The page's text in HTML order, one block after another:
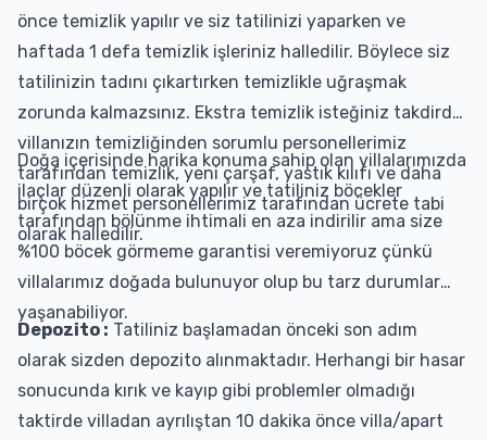
önce temizlik yapılır ve siz tatilinizi yaparken ve
haftada 1 defa temizlik işleriniz halledilir. Böylece siz
tatilinizin tadını çıkartırken temizlikle uğraşmak
zorunda kalmazsınız. Ekstra temizlik isteğiniz takdirde
villanızın temizliğinden sorumlu personellerimiz
tarafından temizlik, yeni çarşaf, yastık kılıfı ve daha
birçok hizmet personellerimiz tarafından ücrete tabi
olarak halledilir.
Doğa içerisinde harika konuma sahip olan villalarımızda
ilaçlar düzenli olarak yapılır ve tatiliniz böcekler
tarafından bölünme ihtimali en aza indirilir ama size
%100 böcek görmeme garantisi veremiyoruz çünkü
villalarımız doğada bulunuyor olup bu tarz durumlar
yaşanabiliyor.
Depozito : Tatiliniz başlamadan önceki son adım
olarak sizden depozito alınmaktadır. Herhangi bir hasar
sonucunda kırık ve kayıp gibi problemler olmadığı
taktirde villadan ayrılıştan 10 dakika önce villa/apart